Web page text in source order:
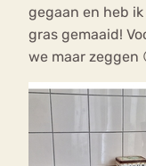
gegaan en heb
gras gemaaid!
we maar zeggen